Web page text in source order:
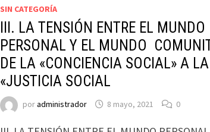
SIN CATEGORÍA
III. LA TENSIÓN ENTRE EL MUNDO
PERSONAL Y EL MUNDO
DE LA «CONCIENCIA SOCIAL» A LA
«JUSTICIA SOCIAL
poradministrador 8 mayo, 2021 0